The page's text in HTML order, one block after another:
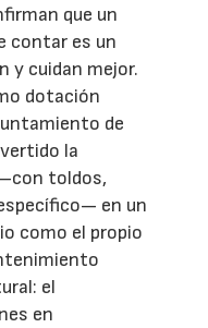
que un
contar es un
y cuidan mejor.
dotación
de
la
toldos,
en un
como el propio
el
en